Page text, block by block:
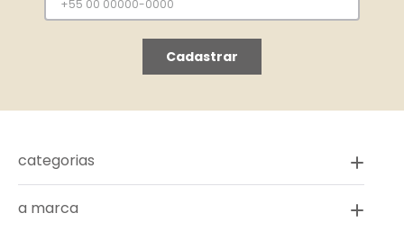
Cadastrar
categorias
novidades
a marca